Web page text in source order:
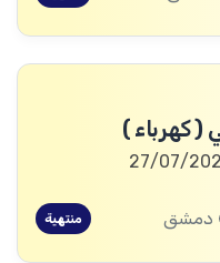
كهرباء )
دمشق منتهية